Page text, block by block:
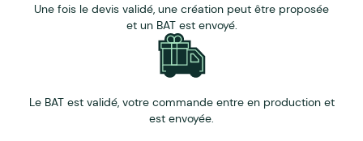
Une fois le devis validé, une création peut être proposée
et un BAT est envoyé.
Le BAT est validé, votre commande entre en production et
est envoyée.